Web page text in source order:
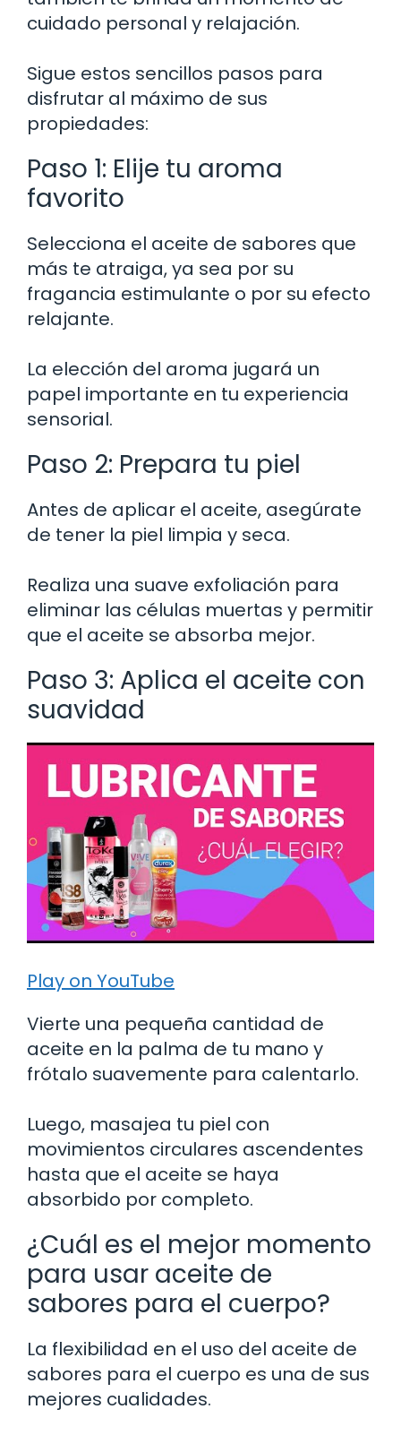
cuidado personal y relajación.
Sigue estos sencillos pasos para
disfrutar al máximo de sus
propiedades:
Paso 1: Elije tu aroma
favorito
Selecciona el aceite de sabores que
más te atraiga, ya sea por su
fragancia estimulante o por su efecto
relajante.
La elección del aroma jugará un
papel importante en tu experiencia
sensorial.
Paso 2: Prepara tu piel
Antes de aplicar el aceite, asegúrate
de tener la piel limpia y seca.
Realiza una suave exfoliación para
eliminar las células muertas y permitir
que el aceite se absorba mejor.
Paso 3: Aplica el aceite con
suavidad
Play on YouTube
Vierte una pequeña cantidad de
aceite en la palma de tu mano y
frótalo suavemente para calentarlo.
Luego, masajea tu piel con
movimientos circulares ascendentes
hasta que el aceite se haya
absorbido por completo.
¿Cuál es el mejor momento
para usar aceite de
sabores para el cuerpo?
La flexibilidad en el uso del aceite de
sabores para el cuerpo es una de sus
mejores cualidades.